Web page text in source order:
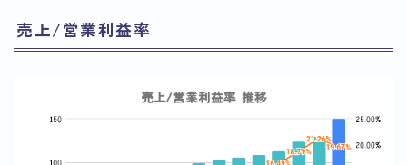
売上/営業利益率